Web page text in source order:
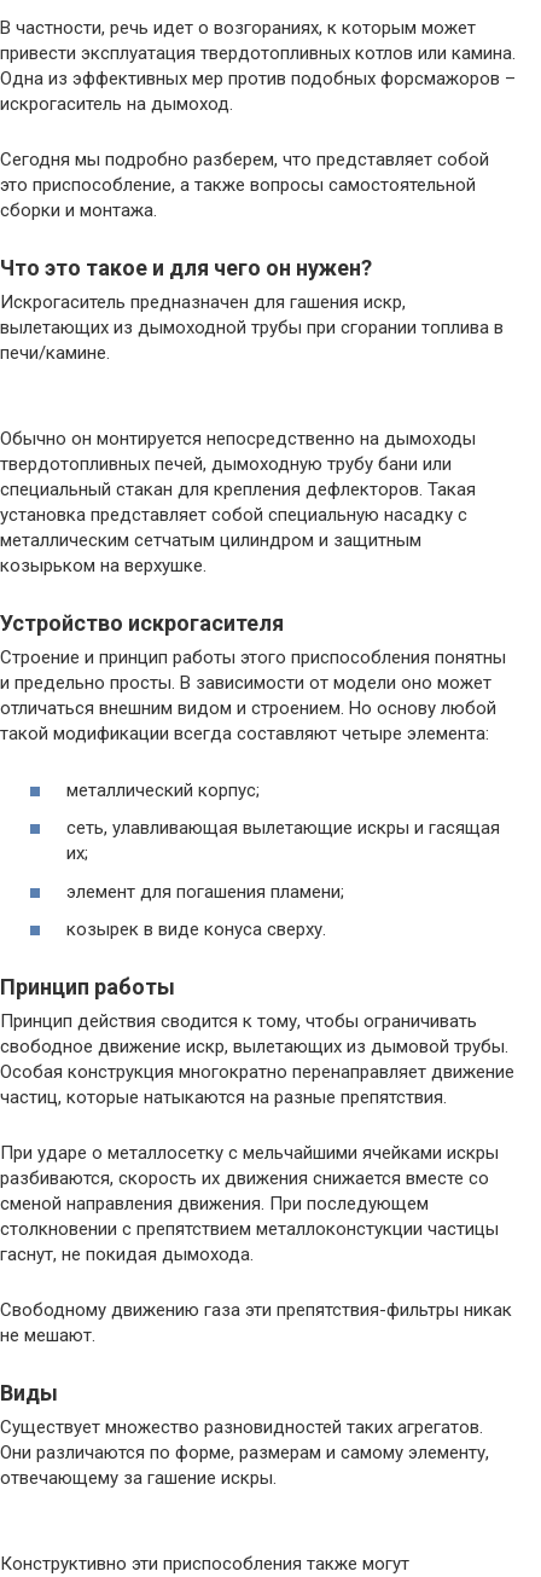
В частности, речь идет о возгораниях, к которым может
привести эксплуатация твердотопливных котлов или камина.
Одна из эффективных мер против подобных форсмажоров –
искрогаситель на дымоход.
Сегодня мы подробно разберем, что представляет собой
это приспособление, а также вопросы самостоятельной
сборки и монтажа.
Что это такое и для чего он нужен?
Искрогаситель предназначен для гашения искр,
вылетающих из дымоходной трубы при сгорании топлива в
печи/камине.
Обычно он монтируется непосредственно на дымоходы
твердотопливных печей, дымоходную трубу бани или
специальный стакан для крепления дефлекторов. Такая
установка представляет собой специальную насадку с
металлическим сетчатым цилиндром и защитным
козырьком на верхушке.
Устройство искрогасителя
Строение и принцип работы этого приспособления понятны
и предельно просты. В зависимости от модели оно может
отличаться внешним видом и строением. Но основу любой
такой модификации всегда составляют четыре элемента:
металлический корпус;
сеть, улавливающая вылетающие искры и гасящая
их;
элемент для погашения пламени;
козырек в виде конуса сверху.
Принцип работы
Принцип действия сводится к тому, чтобы ограничивать
свободное движение искр, вылетающих из дымовой трубы.
Особая конструкция многократно перенаправляет движение
частиц, которые натыкаются на разные препятствия.
При ударе о металлосетку с мельчайшими ячейками искры
разбиваются, скорость их движения снижается вместе со
сменой направления движения. При последующем
столкновении с препятствием металлоконстукции частицы
гаснут, не покидая дымохода.
Свободному движению газа эти препятствия-фильтры никак
не мешают.
Виды
Существует множество разновидностей таких агрегатов.
Они различаются по форме, размерам и самому элементу,
отвечающему за гашение искры.
Конструктивно эти приспособления также могут